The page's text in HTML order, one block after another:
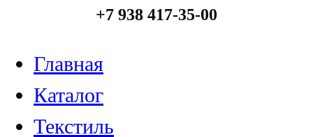
+7 938 417-35-00
Главная
Каталог
Текстиль